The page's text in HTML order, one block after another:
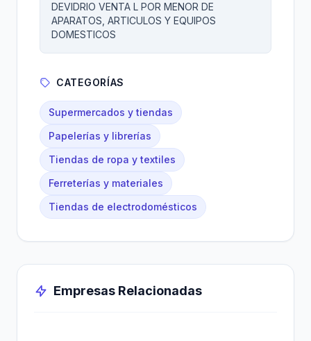
DEVIDRIO VENTA L POR MENOR DE
APARATOS, ARTICULOS Y EQUIPOS
DOMESTICOS
CATEGORÍAS
Supermercados y tiendas
Papelerías y librerías
Tiendas de ropa y textiles
Ferreterías y materiales
Tiendas de electrodomésticos
Empresas Relacionadas